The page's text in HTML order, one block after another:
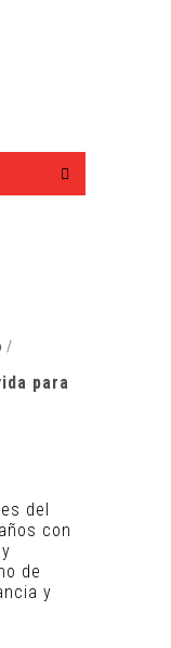
/
para
del
con
de
y